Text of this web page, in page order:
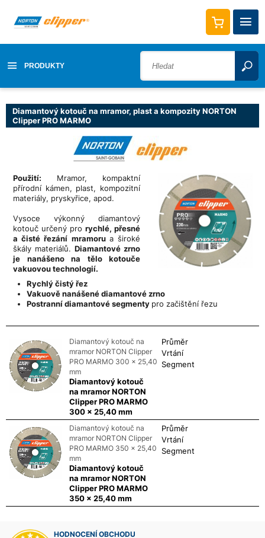
PRODUKTY
Diamantový kotouč na mramor, plast a kompozity NORTON
Clipper PRO MARMO
Použití: Mramor, kompaktní
přírodní kámen, plast, kompozitní
materiály, pryskyřice, apod.
Vysoce výkonný diamantový
kotouč určený pro rychlé, přesné
a čisté řezání mramoru a široké
škály materiálů. Diamantové zrno
je nanášeno na tělo kotouče
vakuovou technologií.
Rychlý čistý řez
Vakuově nanášené diamantové zrno
Postranní diamantové segmenty pro začištění řezu
Diamantový kotouč na
mramor NORTON Clipper
PRO MARMO 300 x 25,40
mm
Diamantový kotouč
na mramor NORTON
Clipper PRO MARMO
300 x 25,40 mm
Průměr
Vrtání
Segment
Diamantový kotouč na
mramor NORTON Clipper
PRO MARMO 350 x 25,40
mm
Diamantový kotouč
na mramor NORTON
Clipper PRO MARMO
350 x 25,40 mm
Průměr
Vrtání
Segment
HODNOCENÍ OBCHODU